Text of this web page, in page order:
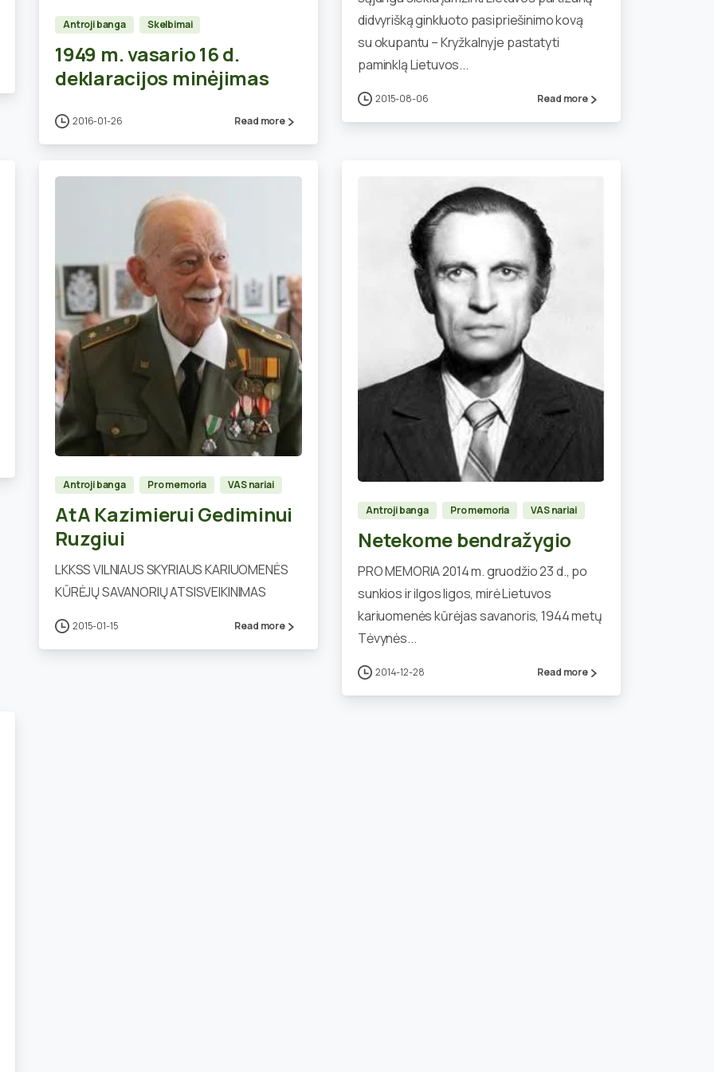
Antroji banga Skelbimai
1949 m. vasario 16 d.
deklaracijos minėjimas
2016-01-26 Read more
didvyrišką ginkluoto pasipriešinimo kovą
su okupantu – Kryžkalnyje pastatyti
paminklą Lietuvos...
2015-08-06 Read more
0
Antroji banga Pro memoria VAS nariai
AtA Kazimierui Gediminui
Ruzgiui
LKKSS VILNIAUS SKYRIAUS KARIUOMENĖS
KŪRĖJŲ SAVANORIŲ ATSISVEIKINIMAS
2015-01-15 Read more
Antroji banga Pro memoria VAS nariai
Netekome bendražygio
PRO MEMORIA 2014 m. gruodžio 23 d., po
sunkios ir ilgos ligos, mirė Lietuvos
kariuomenės kūrėjas savanoris, 1944 metų
Tėvynės...
2014-12-28 Read more